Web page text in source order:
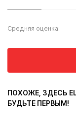
Средняя оценка:
ПОХОЖЕ, ЗДЕСЬ
БУДЬТЕ ПЕРВЫМ!